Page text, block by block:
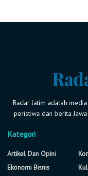
Radar Jatim adalah
peristiwa dan berita
Kategori
Artikel Dan Opini
Ekonomi Bisnis